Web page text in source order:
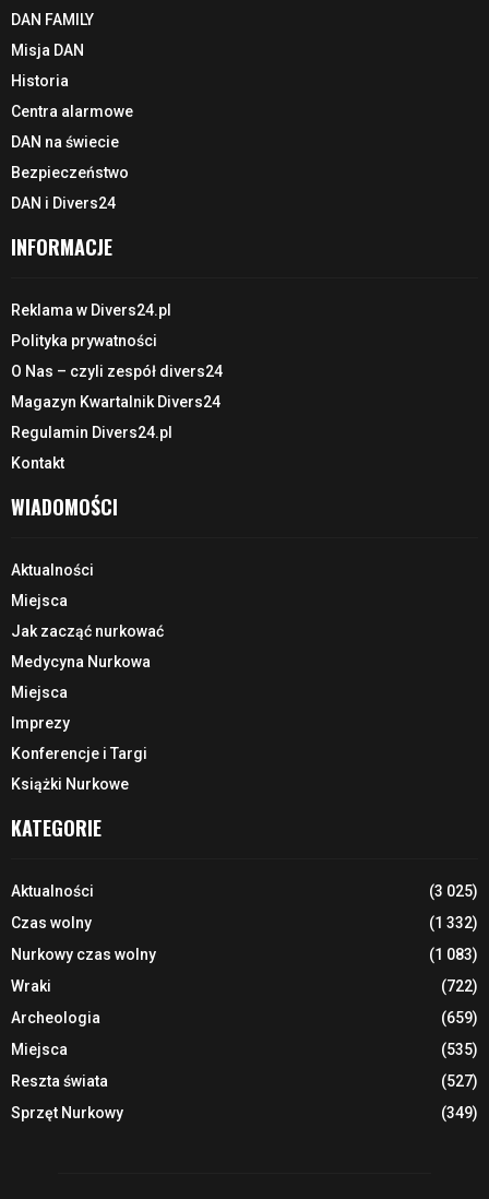
DAN FAMILY
Misja DAN
Historia
Centra alarmowe
DAN na świecie
Bezpieczeństwo
DAN i Divers24
INFORMACJE
Reklama w Divers24.pl
Polityka prywatności
O Nas – czyli zespół divers24
Magazyn Kwartalnik Divers24
Regulamin Divers24.pl
Kontakt
WIADOMOŚCI
Aktualności
Miejsca
Jak zacząć nurkować
Medycyna Nurkowa
Miejsca
Imprezy
Konferencje i Targi
Książki Nurkowe
KATEGORIE
Aktualności
(3 025)
Czas wolny
(1 332)
Nurkowy czas wolny
(1 083)
Wraki
(722)
Archeologia
(659)
Miejsca
(535)
Reszta świata
(527)
Sprzęt Nurkowy
(349)